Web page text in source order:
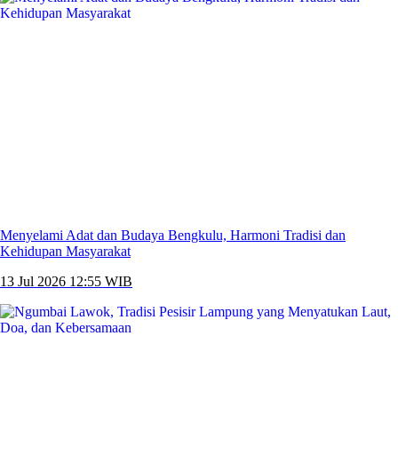
Menyelami Adat dan Budaya Bengkulu, Harmoni Tradisi dan
Kehidupan Masyarakat
13 Jul 2026 12:55 WIB